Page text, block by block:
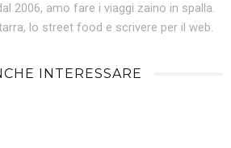
2006, amo fare i viaggi zaino in spalla.
lo street food e scrivere per il web.
INTERESSARE